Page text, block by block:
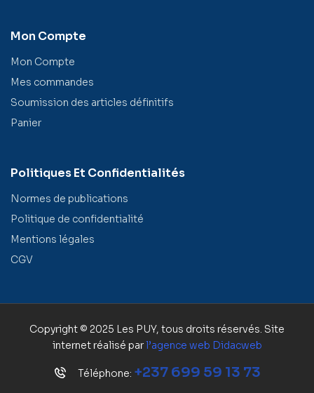
Mon Compte
Mon Compte
Mes commandes
Soumission des articles définitifs
Panier
Politiques Et Confidentialités
Normes de publications
Politique de confidentialité
Mentions légales
CGV
Copyright © 2025 Les PUY, tous droits réservés. Site
internet réalisé parl’agence web Didacweb
Téléphone: +237 699 59 13 73